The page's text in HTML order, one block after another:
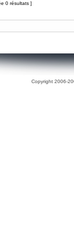
0 résultats ]
Copyright 2006-